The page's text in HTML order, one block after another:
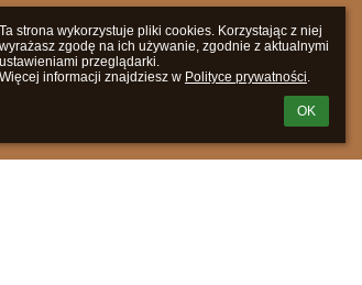
Ta strona wykorzystuje pliki cookies. Korzystając z niej
wyrażasz zgodę na ich używanie, zgodnie z aktualnymi
ustawieniami przeglądarki.
Więcej informacji znajdziesz w Polityce prywatności.
OK